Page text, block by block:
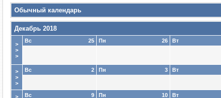
Обычный календарь
Декабрь 2018
>
>
>
25
Вс 26
Пн Вт
>
>
>
2
Вс 3
Пн Вт
>
9
Вс 10
Пн Вт